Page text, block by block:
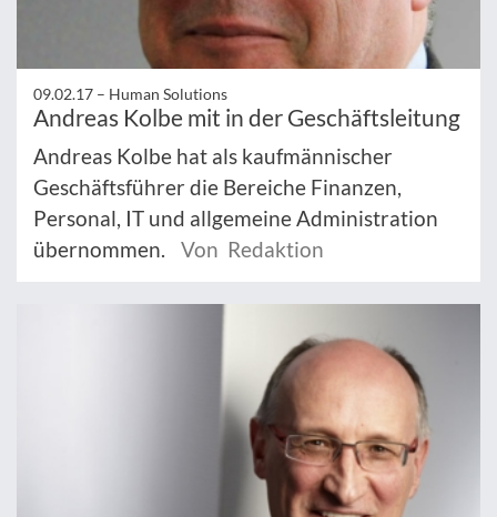
09.02.17 – Human Solutions
Andreas Kolbe mit in der Geschäftsleitung
Andreas Kolbe hat als kaufmännischer
Geschäftsführer die Bereiche Finanzen,
Personal, IT und allgemeine Administration
übernommen.
Von Redaktion